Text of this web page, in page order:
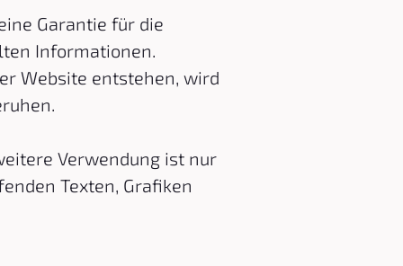
Garantie für die
Informationen.
Website entstehen, wird
Verwendung ist nur
Texten, Grafiken